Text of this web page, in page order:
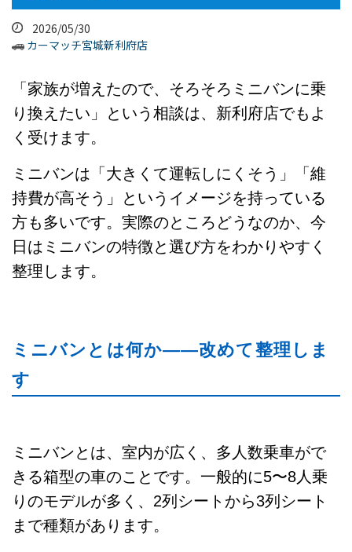
2026/05/30
カーマッチ宮城新利府店
「家族が増えたので、そろそろミニバンに乗
り換えたい」という相談は、新利府店でもよ
く受けます。
ミニバンは「大きくて運転しにくそう」「維
持費が高そう」というイメージを持っている
方も多いです。実際のところどうなのか、今
日はミニバンの特徴と選び方をわかりやすく
整理します。
ミニバンとは何か——改めて整理しま
す
ミニバンとは、室内が広く、多人数乗車がで
きる箱型の車のことです。一般的に5〜8人乗
りのモデルが多く、2列シートから3列シート
まで種類があります。